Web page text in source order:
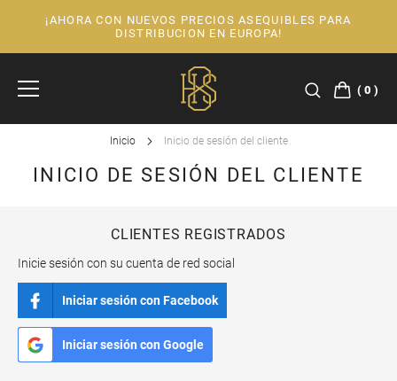
¡AHORA CON NUEVOS PRECIOS ASEQUIBLES PARA
DISTRIBUCION EN EUROPA!
0
Inicio Inicio de sesión del cliente
INICIO DE SESIÓN DEL CLIENTE
CLIENTES REGISTRADOS
Inicie sesión con su cuenta de red social
Iniciar sesión con Facebook
Iniciar sesión con Google